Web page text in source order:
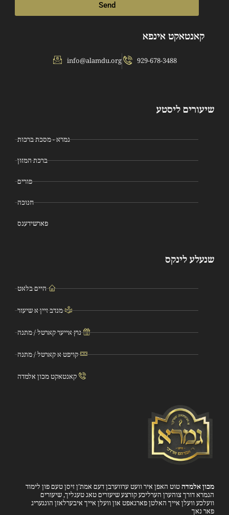
Send
קאנטאקט אינפא
info@alamdu.org 929-678-3488
שיעורים ליסטע
גמרא - מסכת ברכות
ברכת המזון
פורים
חנוכה
פארשידענס
שנעלע לינקס
היים בלאט
מנדב זיין א שיעור
נוץ אייער קארטל / מתנה
קויפט א קארטל / מתנה
קאנטאקט מכון אלמדה
מכון אלמדהטוט האפן איר וועט ערווערבן דעם אמת’ן זיסן טעם פון לימוד
הגמרא דורך צוהערן הערליכע קורצע שיעורים טאג טעגליך, שיעורים
וועלכע וועלן אייך האלטן פארגאפט און וועלן אייך איבערלאזן הונגעריג
פאר נאך